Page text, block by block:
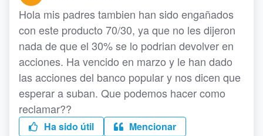
Hola mis padres tambien han sido engañados
con este producto 70/30, ya que no les dijeron
nada de que el 30% se lo podrian devolver en
acciones. Ha vencido en marzo y le han dado
las acciones del banco popular y nos dicen que
esperar a suban. Que podemos hacer como
reclamar??
Ha sido útil Mencionar